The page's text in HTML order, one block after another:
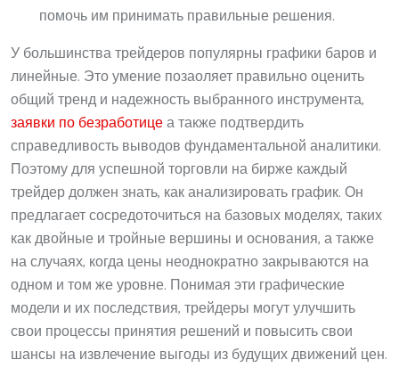
помочь им принимать правильные решения.
У большинства трейдеров популярны графики баров и
линейные. Это умение позаоляет правильно оценить
общий тренд и надежность выбранного инструмента,
заявки по безработицеа также подтвердить
справедливость выводов фундаментальной аналитики.
Поэтому для успешной торговли на бирже каждый
трейдер должен знать, как анализировать график. Он
предлагает сосредоточиться на базовых моделях, таких
как двойные и тройные вершины и основания, а также
на случаях, когда цены неоднократно закрываются на
одном и том же уровне. Понимая эти графические
модели и их последствия, трейдеры могут улучшить
свои процессы принятия решений и повысить свои
шансы на извлечение выгоды из будущих движений цен.